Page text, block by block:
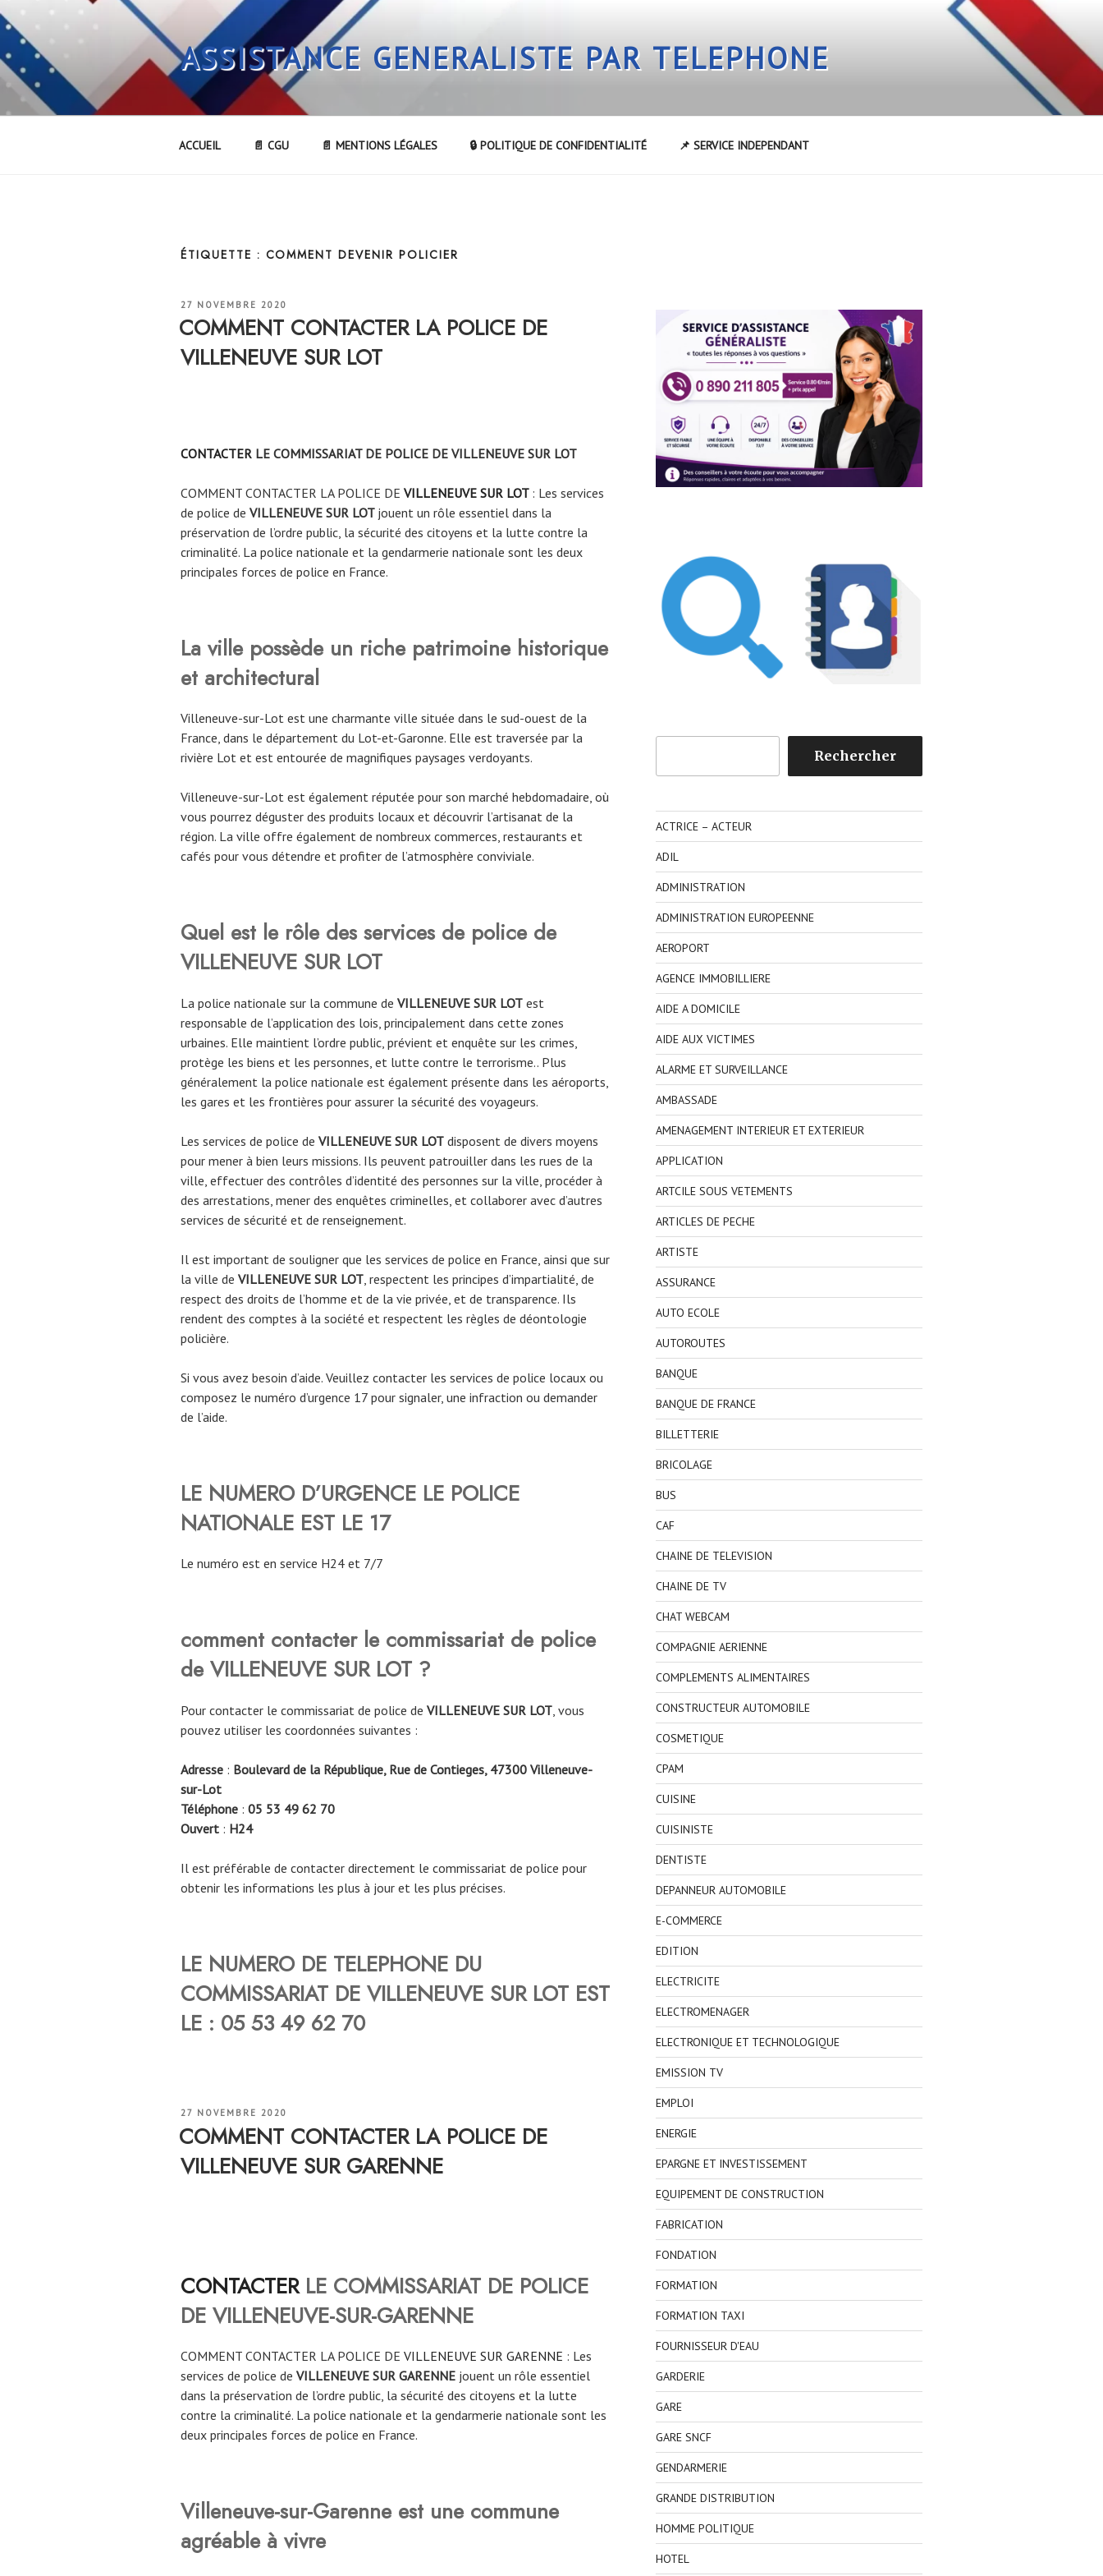
Aller
au
contenu
principal
ASSISTANCE GENERALISTE PAR TELEPHONE
ACCUEIL 📄 CGU 📄 MENTIONS LÉGALES 🔒 POLITIQUE DE CONFIDENTIALITÉ 📌 SERVICE INDEPENDANT
ÉTIQUETTE : COMMENT DEVENIR POLICIER
PUBLIÉ
27 NOVEMBRE 2020
COMMENT CONTACTER LA POLICE DE
VILLENEUVE SUR LOT
CONTACTER LE COMMISSARIAT DE POLICE DE VILLENEUVE SUR LOT
COMMENT CONTACTER LA POLICE DE VILLENEUVE SUR LOT : Les services
de police de VILLENEUVE SUR LOT jouent un rôle essentiel dans la
préservation de l’ordre public, la sécurité des citoyens et la lutte contre la
criminalité. La police nationale et la gendarmerie nationale sont les deux
principales forces de police en France.
La ville possède un riche patrimoine historique
et architectural
Villeneuve-sur-Lot est une charmante ville située dans le sud-ouest de la
France, dans le département du Lot-et-Garonne. Elle est traversée par la
rivière Lot et est entourée de magnifiques paysages verdoyants.
Villeneuve-sur-Lot est également réputée pour son marché hebdomadaire, où
vous pourrez déguster des produits locaux et découvrir l’artisanat de la
région. La ville offre également de nombreux commerces, restaurants et
cafés pour vous détendre et profiter de l’atmosphère conviviale.
Quel est le rôle des services de police de
VILLENEUVE SUR LOT
La police nationale sur la commune de VILLENEUVE SUR LOT est
responsable de l’application des lois, principalement dans cette zones
urbaines. Elle maintient l’ordre public, prévient et enquête sur les crimes,
protège les biens et les personnes, et lutte contre le terrorisme.. Plus
généralement la police nationale est également présente dans les aéroports,
les gares et les frontières pour assurer la sécurité des voyageurs.
Les services de police de VILLENEUVE SUR LOT disposent de divers moyens
pour mener à bien leurs missions. Ils peuvent patrouiller dans les rues de la
ville, effectuer des contrôles d’identité des personnes sur la ville, procéder à
des arrestations, mener des enquêtes criminelles, et collaborer avec d’autres
services de sécurité et de renseignement.
Il est important de souligner que les services de police en France, ainsi que sur
la ville de VILLENEUVE SUR LOT , respectent les principes d’impartialité, de
respect des droits de l’homme et de la vie privée, et de transparence. Ils
rendent des comptes à la société et respectent les règles de déontologie
policière.
Si vous avez besoin d’aide. Veuillez contacter les services de police locaux ou
composez le numéro d’urgence 17 pour signaler, une infraction ou demander
de l’aide.
LE NUMERO D’URGENCE LE POLICE
NATIONALE EST LE 17
Le numéro est en service H24 et 7/7
comment contacter le commissariat de police
deVILLENEUVE SUR LOT ?
Pour contacter le commissariat de police de VILLENEUVE SUR LOT , vous
pouvez utiliser les coordonnées suivantes :
Adresse : Boulevard de la République, Rue de Contieges, 47300 Villeneuve-
sur-Lot
Téléphone : 05 53 49 62 70
Ouvert : H24
Il est préférable de contacter directement le commissariat de police pour
obtenir les informations les plus à jour et les plus précises.
LE NUMERO DE TELEPHONE DU
COMMISSARIAT DE VILLENEUVE SUR LOT EST
LE : 05 53 49 62 70
PUBLIÉ
27 NOVEMBRE 2020
COMMENT CONTACTER LA POLICE DE
VILLENEUVE SUR GARENNE
CONTACTERLE COMMISSARIAT DE POLICE
DE VILLENEUVE-SUR-GARENNE
COMMENT CONTACTER LA POLICE DE VILLENEUVE SUR GARENNE : Les
services de police de VILLENEUVE SUR GARENNE jouent un rôle essentiel
dans la préservation de l’ordre public, la sécurité des citoyens et la lutte
contre la criminalité. La police nationale et la gendarmerie nationale sont les
deux principales forces de police en France.
Villeneuve-sur-Garenne est une commune
agréable à vivre
Rechercher
ACTRICE – ACTEUR
ADIL
ADMINISTRATION
ADMINISTRATION EUROPEENNE
AEROPORT
AGENCE IMMOBILLIERE
AIDE A DOMICILE
AIDE AUX VICTIMES
ALARME ET SURVEILLANCE
AMBASSADE
AMENAGEMENT INTERIEUR ET EXTERIEUR
APPLICATION
ARTCILE SOUS VETEMENTS
ARTICLES DE PECHE
ARTISTE
ASSURANCE
AUTO ECOLE
AUTOROUTES
BANQUE
BANQUE DE FRANCE
BILLETTERIE
BRICOLAGE
BUS
CAF
CHAINE DE TELEVISION
CHAINE DE TV
CHAT WEBCAM
COMPAGNIE AERIENNE
COMPLEMENTS ALIMENTAIRES
CONSTRUCTEUR AUTOMOBILE
COSMETIQUE
CPAM
CUISINE
CUISINISTE
DENTISTE
DEPANNEUR AUTOMOBILE
E-COMMERCE
EDITION
ELECTRICITE
ELECTROMENAGER
ELECTRONIQUE ET TECHNOLOGIQUE
EMISSION TV
EMPLOI
ENERGIE
EPARGNE ET INVESTISSEMENT
EQUIPEMENT DE CONSTRUCTION
FABRICATION
FONDATION
FORMATION
FORMATION TAXI
FOURNISSEUR D'EAU
GARDERIE
GARE
GARE SNCF
GENDARMERIE
GRANDE DISTRIBUTION
HOMME POLITIQUE
HOTEL